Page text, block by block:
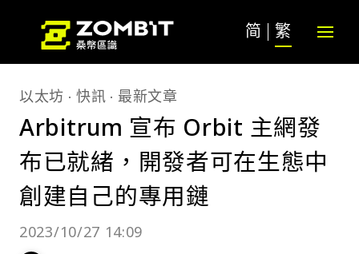
简 繁
以太坊 快訊 最新文章
Arbitrum 宣布 Orbit 主網發
布已就緒，開發者可在生態中
創建自己的專用鏈
2023/10/27 14:09